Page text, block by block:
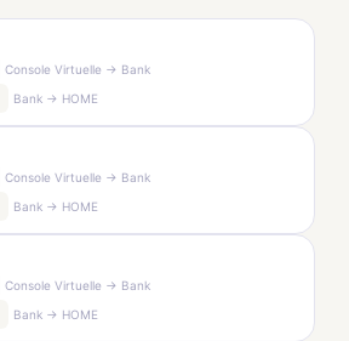
Console Virtuelle → Bank
Bank → HOME
Console Virtuelle → Bank
Bank → HOME
Console Virtuelle → Bank
Bank → HOME